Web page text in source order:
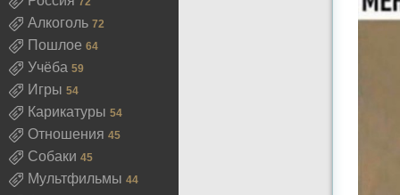
Алкоголь 72
Пошлое 64
Учёба 59
Игры 54
Карикатуры 54
Отношения 45
Собаки 45
Мультфильмы 44